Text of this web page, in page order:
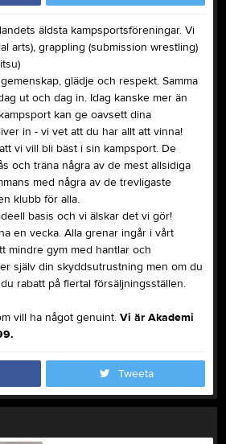
äldsta kampsportsföreningar. Vi
arts), grappling (submission wrestling)
glädje och respekt. Samma
ut och dag in. Idag kanske mer än
kan ge oavsett dina
in - vi vet att du har allt att vinna!
vi vill bli bäst i sin kampsport. De
och träna några av de mest allsidiga
med några av de trevligaste
klubb för alla.
basis och vi älskar det vi gör!
en vecka. Alla grenar ingår i vårt
mindre gym med hantlar och
själv din skyddsutrustning men om du
rabatt på flertal försäljningsställen.
vill ha något genuint. Vi är Akademi
Tweeta